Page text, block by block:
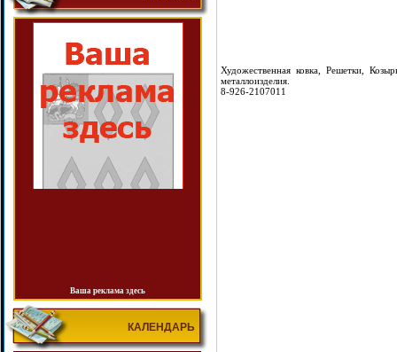
Ваша реклама здесь
КАЛЕНДАРЬ
Художественная ковка, Решетки,
металлоизделия.
8-926-2107011